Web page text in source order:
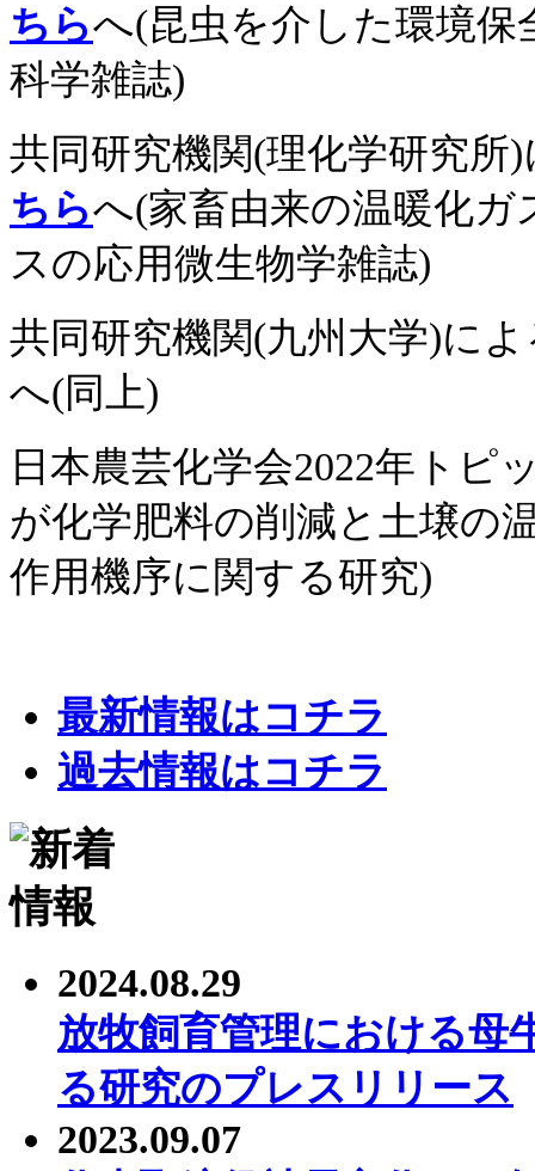
ちらへ(昆虫を介した環境
科学雑誌)
共同研究機関(理化学研究
ちらへ(家畜由来の温暖化
スの応用微生物学雑誌)
共同研究機関(九州大学)に
へ(同上)
日本農芸化学会2022年トピ
が化学肥料の削減と土壌の
作用機序に関する研究)
最新情報はコチラ
過去情報はコチラ
2024.08.29
放牧飼育管理における母
る研究のプレスリリース
2023.09.07